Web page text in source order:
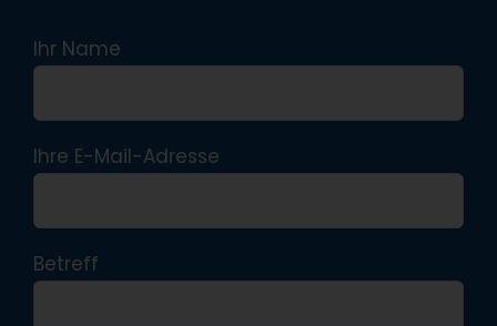
Ihr Name
Ihre E-Mail-Adresse
Betreff